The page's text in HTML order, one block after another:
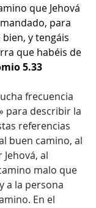
que Jehová
para
bien, y tengáis
que habéis de
5.33
frecuencia
para describir la
referencias
buen camino, al
al
malo que
a la persona
En el